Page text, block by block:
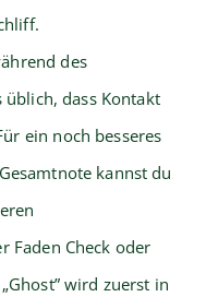
des
üblich, dass Kontakt
ein noch besseres
kannst du
Faden Check oder
wird zuerst in